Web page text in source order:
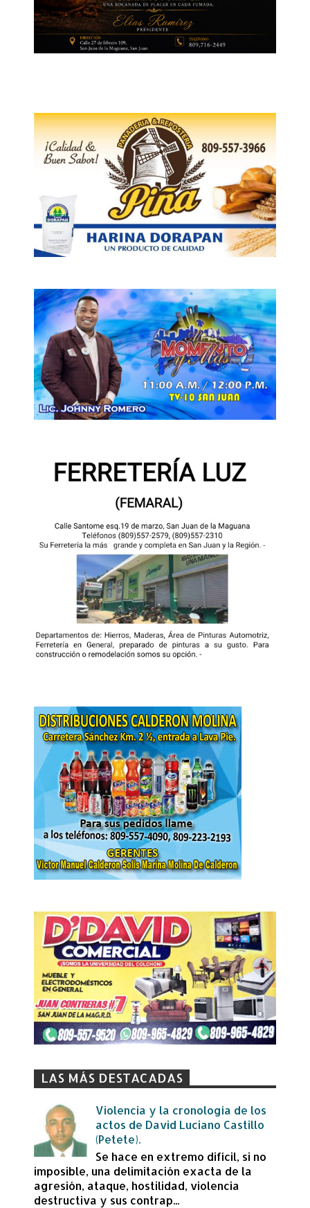
LAS MÁS DESTACADAS
Violencia y la cronología de los
actos de David Luciano Castillo
(Petete).
Se hace en extremo difícil, si no
imposible, una delimitación exacta de la
agresión, ataque, hostilidad, violencia
destructiva y sus contrap...